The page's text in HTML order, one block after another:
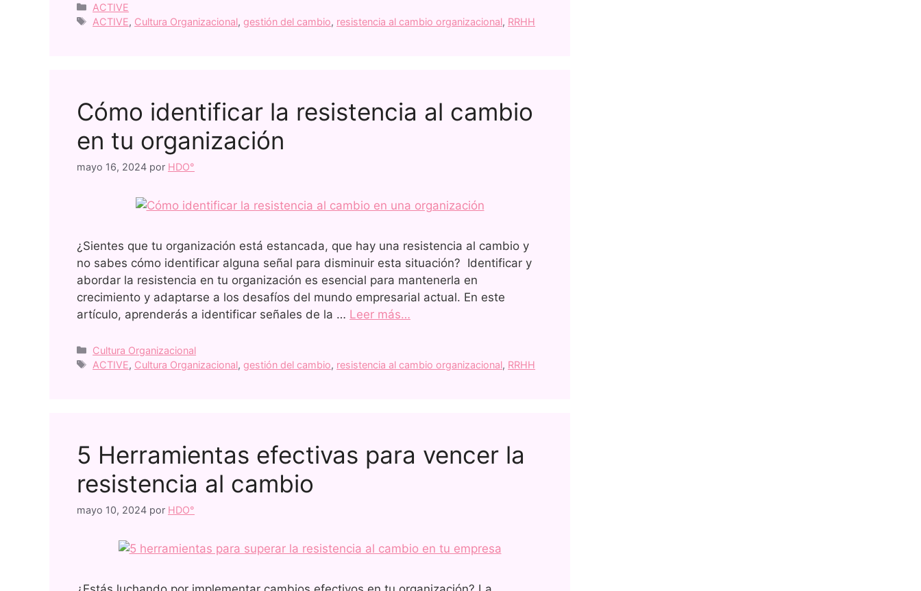
ACTIVE
ACTIVE, Cultura Organizacional, gestión del cambio, resistencia al cambio organizacional, RRHH
Cómo identificar la resistencia al cambio
en tu organización
mayo 16, 2024 por HDO°
¿Sientes que tu organización está estancada, que hay una resistencia al cambio y
no sabes cómo identificar alguna señal para disminuir esta situación? Identificar y
abordar la resistencia en tu organización es esencial para mantenerla en
crecimiento y adaptarse a los desafíos del mundo empresarial actual. En este
artículo, aprenderás a identificar señales de la … Leer más…
Cultura Organizacional
ACTIVE, Cultura Organizacional, gestión del cambio, resistencia al cambio organizacional, RRHH
5 Herramientas efectivas para vencer la
resistencia al cambio
mayo 10, 2024 por HDO°